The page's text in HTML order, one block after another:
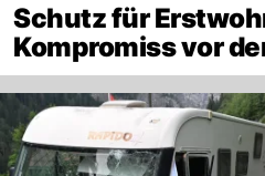
Schutz für
Kompromiss vor